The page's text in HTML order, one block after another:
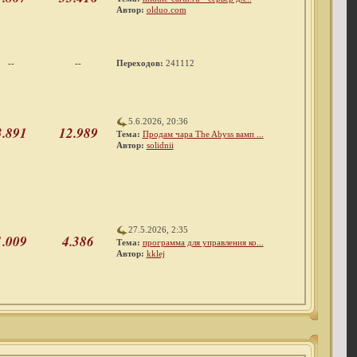
Автор: olduo.com
-- -- Переходов: 241112
12.989
5.6.2026, 20:36
Тема: Продам чара The Abyss вамп ...
Автор: solidnii
4.386
27.5.2026, 2:35
Тема: программа для управления ко...
Автор: kklej